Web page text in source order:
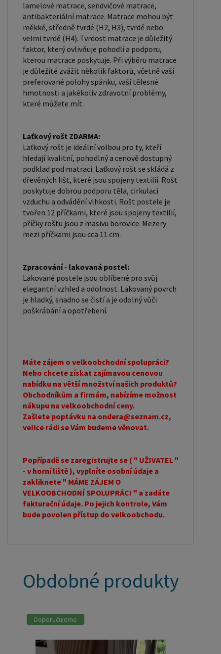
lamelové matrace, sendvičové matrace,
antibakteriální matrace. Matrace mohou být
měkké, středně tvrdé (H2, H3), tvrdé nebo
velmi tvrdé (H4). Tvrdost matrace je důležitý
faktor, který ovlivňuje pohodlí a podporu,
kterou matrace poskytuje. Při výběru matrace
je důležité zvážit několik faktorů, včetně vaší
preferované polohy spánku, vaší tělesné
hmotnosti a jakékoliv zdravotní problémy,
které můžete mít.
Laťkový rošt ZDARMA:
Laťkový rošt je ideální volbou pro ty, kteří
hledají kvalitní, pohodlný a cenově dostupný
podklad pod matraci. Laťkový rošt se skládá z
dřevěných lišt, které jsou spojeny textilií. Rošt
poskytuje dobrou podporu těla, cirkulaci
vzduchu a odvádění vlhkosti. Rošt postele je
tvořen 12 příčkami, které jsou spojeny textilií,
příčky roštu jsou z masivu borovice. Mezery
mezi příčkami jsou cca 11 cm.
Zpracování - lakovaná postel:
Lakované postele jsou oblíbené pro svůj
elegantní vzhled a odolnost. Lakovaný povrch
je hladký, snadno se čistí a je odolný vůči
poškrábání a opotřebení.
Máte zájem o velkoobchodní spolupráci?
Nebo chcete získat zajímavou cenovou
nabídku na větší množství našich produktů?
Obchodníkům a firmám, nabízíme možnost
nákupu na velkoobchodní ceny.
Zašlete poptávku na ondera@seznam.cz,
velice rádi se Vám budeme věnovat.
Popřípadě se zaregistrujte se ( " UŽIVATEL "
- v horní liště ), vyplníte osobní údaje a
zakliknete " MÁME ZÁJEM O
VELKOOBCHODNÍ SPOLUPRÁCI " a zadáte
fakturační údaje. Po jejich kontrole, Vám
bude povolen přístup do velkoobchodu.
Obdobné produkty
Doporučujeme